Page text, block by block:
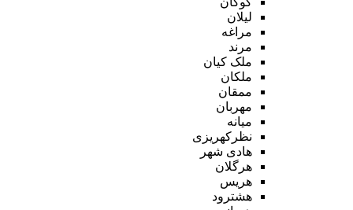
لیلان
مراغه
مرند
ملک کیان
ملکان
ممقان
مهربان
میانه
نظرکهریزی
هادی شهر
هرگلان
هریس
هشترود